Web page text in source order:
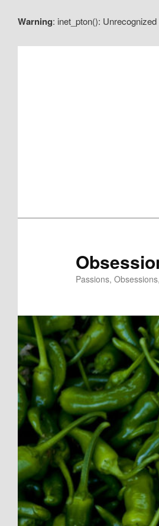
Warning: inet_pton():
au
au
Passions,